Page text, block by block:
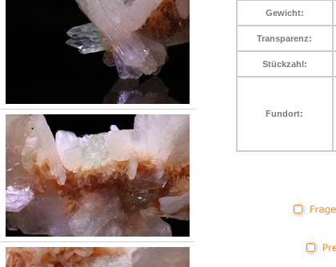
Gewicht:
Transparenz:
Stückzahl:
Fundort: